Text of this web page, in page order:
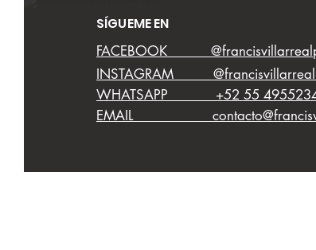
SÍGUEME EN
​FACEBOOK
INSTAGRAM
WHATSAPP +52 55
EMAIL